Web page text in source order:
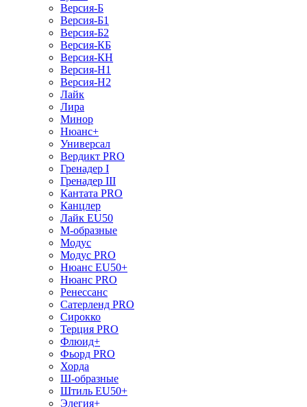
Версия-Б
Версия-Б1
Версия-Б2
Версия-КБ
Версия-КН
Версия-Н1
Версия-Н2
Лайк
Лира
Минор
Нюанс+
Универсал
Вердикт PRO
Гренадер I
Гренадер III
Кантата PRO
Канцлер
Лайк EU50
М-образные
Модус
Модус PRO
Нюанс EU50+
Нюанс PRO
Ренессанс
Сатерленд PRO
Сирокко
Терция PRO
Флюид+
Фьорд PRO
Хорда
Ш-образные
Штиль EU50+
Элегия+